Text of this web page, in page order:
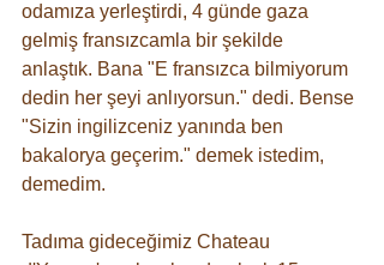
odamıza yerleştirdi, 4 günde gaza
gelmiş fransızcamla bir şekilde
anlaştık. Bana "E fransızca bilmiyorum
dedin her şeyi anlıyorsun." dedi. Bense
"Sizin ingilizceniz yanında ben
bakalorya geçerim." demek istedim,
demedim.
Tadıma gideceğimiz Chateau